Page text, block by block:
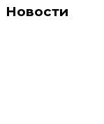
Новости